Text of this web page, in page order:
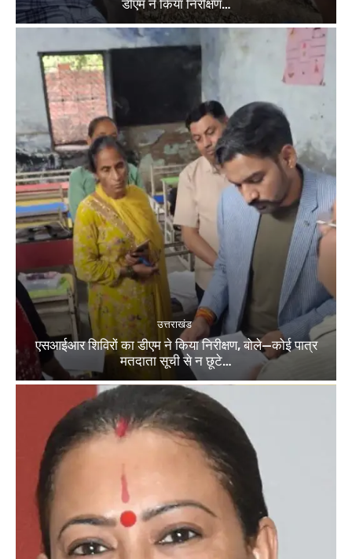
डीएम ने किया निरीक्षण…
उत्तराखंड
एसआईआर शिविरों का डीएम ने किया निरीक्षण, बोले—कोई पात्र
मतदाता सूची से न छूटे…